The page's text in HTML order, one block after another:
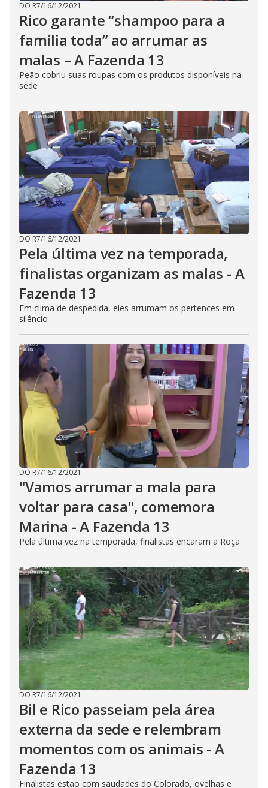
DO R7/16/12/2021
Rico garante “shampoo para a
família toda” ao arrumar as
malas – A Fazenda 13
Peão cobriu suas roupas com os produtos disponíveis na
sede
DO R7/16/12/2021
Pela última vez na temporada,
finalistas organizam as malas - A
Fazenda 13
Em clima de despedida, eles arrumam os pertences em
silêncio
DO R7/16/12/2021
"Vamos arrumar a mala para
voltar para casa", comemora
Marina - A Fazenda 13
Pela última vez na temporada, finalistas encaram a Roça
DO R7/16/12/2021
Bil e Rico passeiam pela área
externa da sede e relembram
momentos com os animais - A
Fazenda 13
Finalistas estão com saudades do Colorado, ovelhas e